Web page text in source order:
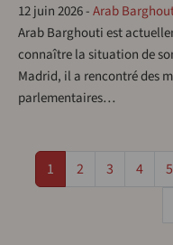
12 juin 2026-Arab
Arab Barghouti est
connaître la situation de
Madrid, il a rencontré des
parlementaires…
Pagination
Page
1 Page
2 Page
3 Page
4 5